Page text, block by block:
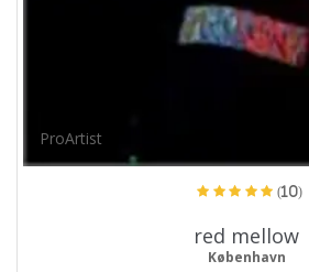
ProArtist
(10)
red mellow
København